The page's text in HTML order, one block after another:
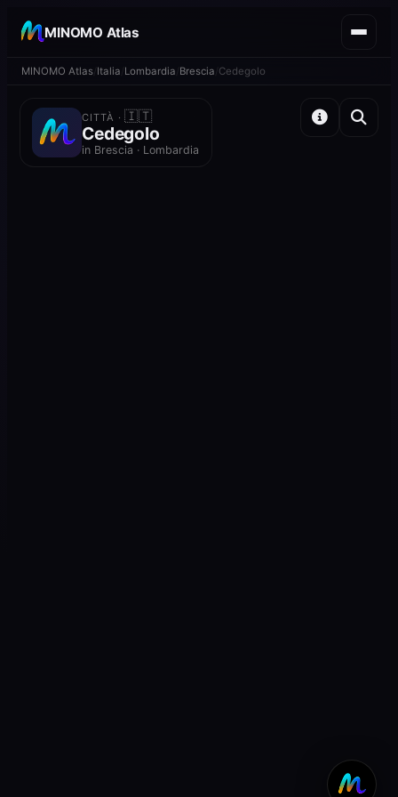
MINOMO Atlas
MINOMO Atlas Italia Lombardia Brescia Cedegolo
CITTÀ ·🇮🇹
Cedegolo
in Brescia · Lombardia